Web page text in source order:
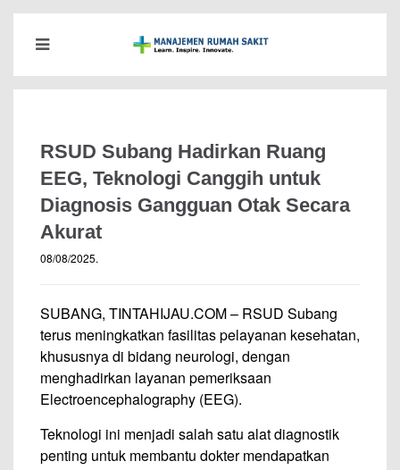
RSUD Subang Hadirkan Ruang
EEG, Teknologi Canggih untuk
Diagnosis Gangguan Otak Secara
Akurat
08/08/2025.
SUBANG, TINTAHIJAU.COM – RSUD Subang
terus meningkatkan fasilitas pelayanan kesehatan,
khususnya di bidang neurologi, dengan
menghadirkan layanan pemeriksaan
Electroencephalography (EEG).
Teknologi ini menjadi salah satu alat diagnostik
penting untuk membantu dokter mendapatkan